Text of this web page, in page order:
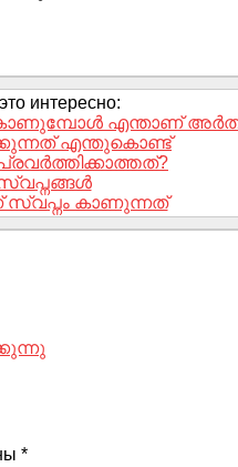
интересно:
കാണുമ്പോൾ എന്താണ്
എന്തുകൊണ്ട്
സ്വപ്നങ്ങൾ
സ്വപ്നം കാണുന്നത്
*